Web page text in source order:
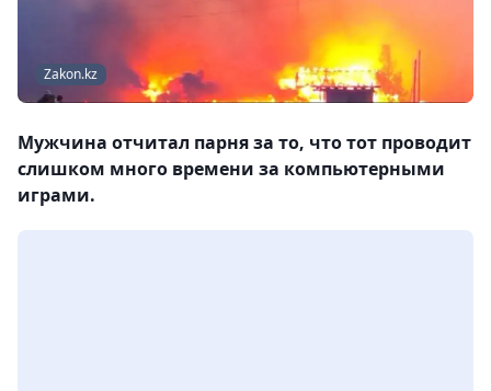
Zakon.kz
Мужчина отчитал парня за то, что тот проводит
слишком много времени за компьютерными
играми.